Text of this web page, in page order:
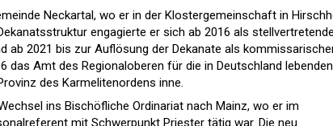
Neckartal, wo er in der Klostergemeinschaft in
engagierte er sich ab 2016 als
ab 2021 bis zur Auflösung der Dekanate als
das Amt des Regionaloberen für die in Deutschland lebenden
des Karmelitenordens inne.
ins Bischöfliche Ordinariat nach Mainz, wo er im
mit Schwerpunkt Priester tätig war. Die neu